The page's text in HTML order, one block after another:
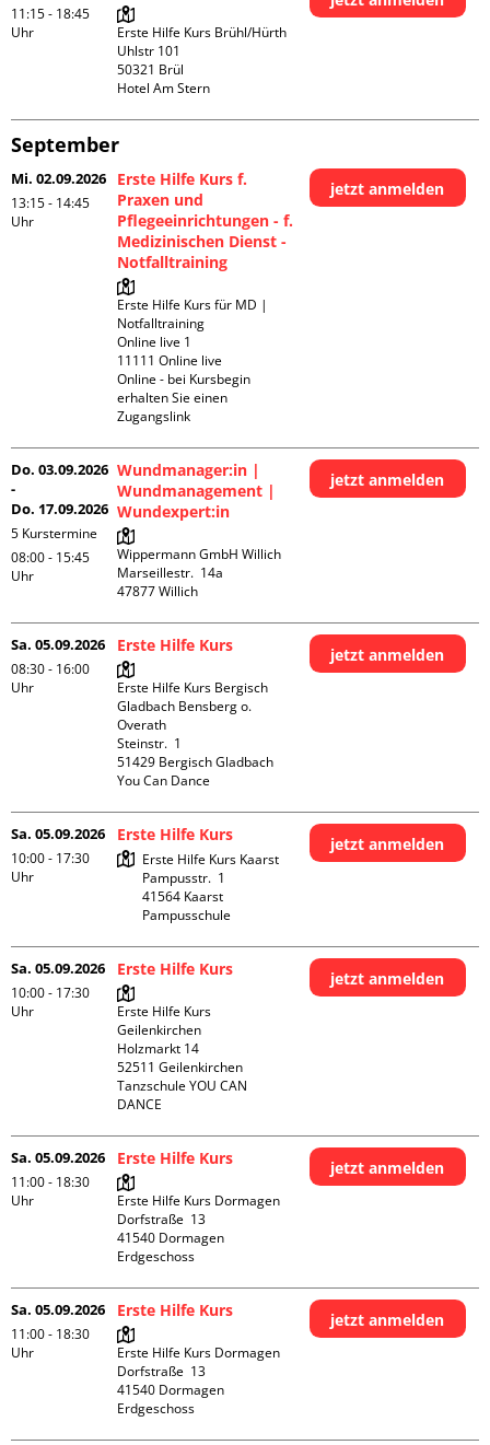
11:15 - 18:45
Uhr
Erste Hilfe Kurs Brühl/Hürth
Uhlstr 101
50321 Brül
Hotel Am Stern
September
Mi. 02.09.2026
13:15 - 14:45
Uhr
Erste Hilfe Kurs f.
Praxen und
Pflegeeinrichtungen - f.
Medizinischen Dienst -
Notfalltraining
Erste Hilfe Kurs für MD |
Notfalltraining
Online live 1
11111 Online live
Online - bei Kursbegin
erhalten Sie einen
Zugangslink
jetzt anmelden
Do. 03.09.2026
-
Do. 17.09.2026
5 Kurstermine
08:00 - 15:45
Uhr
Wundmanager:in |
Wundmanagement |
Wundexpert:in
Wippermann GmbH Willich
Marseillestr.  14a
jetzt anmelden
Sa. 05.09.2026
08:30 - 16:00
Uhr
Erste Hilfe Kurs
Erste Hilfe Kurs Bergisch
Gladbach Bensberg o.
Overath
Steinstr.  1
51429 Bergisch Gladbach
You Can Dance
jetzt anmelden
Sa. 05.09.2026
10:00 - 17:30
Uhr
Erste Hilfe Kurs
Erste Hilfe Kurs Kaarst
Pampusstr.  1
41564 Kaarst
Pampusschule
jetzt anmelden
Sa. 05.09.2026
10:00 - 17:30
Uhr
Erste Hilfe Kurs
Erste Hilfe Kurs
Geilenkirchen
Holzmarkt 14
52511 Geilenkirchen
Tanzschule YOU CAN
DANCE
jetzt anmelden
Sa. 05.09.2026
11:00 - 18:30
Uhr
Erste Hilfe Kurs
Erste Hilfe Kurs Dormagen
Dorfstraße  13
41540 Dormagen
Erdgeschoss
jetzt anmelden
Sa. 05.09.2026
11:00 - 18:30
Uhr
Erste Hilfe Kurs
Erste Hilfe Kurs Dormagen
Dorfstraße  13
41540 Dormagen
Erdgeschoss
jetzt anmelden